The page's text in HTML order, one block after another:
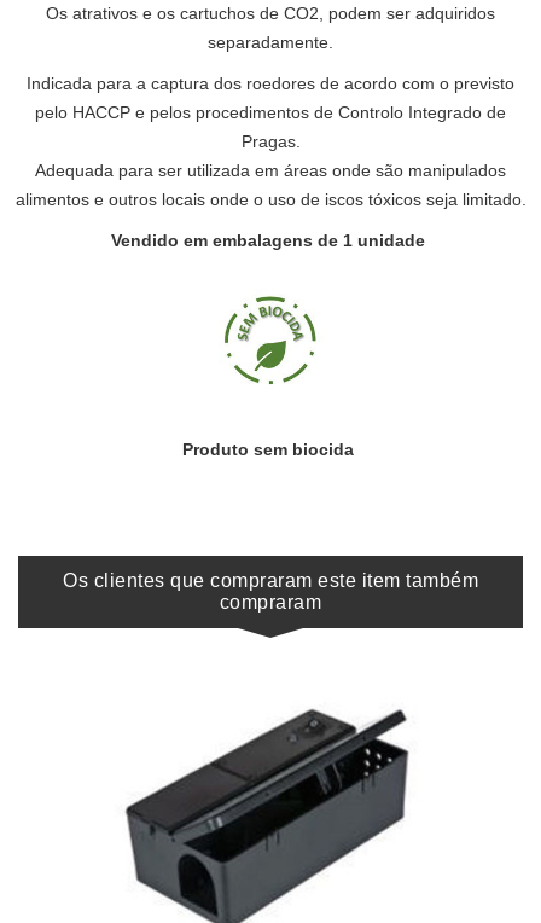
Os atrativos e os cartuchos de CO2, podem ser adquiridos
separadamente.
Indicada para a captura dos roedores de acordo com o previsto
pelo HACCP e pelos procedimentos de Controlo Integrado de
Pragas.
Adequada para ser utilizada em áreas onde são manipulados
alimentos e outros locais onde o uso de iscos tóxicos seja limitado.
Vendido em embalagens de 1 unidade
Produto sem biocida
Os clientes que compraram este item também
compraram